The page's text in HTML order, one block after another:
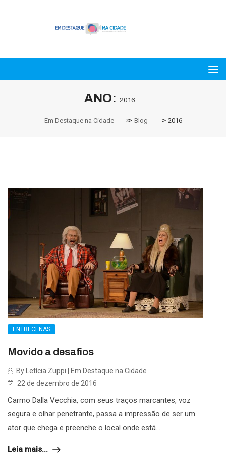
ANO: 2016
Em Destaque na Cidade > Blog > 2016
ENTRECENAS
Movido a desafios
By Letícia Zuppi | Em Destaque na Cidade
22 de dezembro de 2016
Carmo Dalla Vecchia, com seus traços marcantes, voz
segura e olhar penetrante, passa a impressão de ser um
ator que chega e preenche o local onde está....
Leia mais...